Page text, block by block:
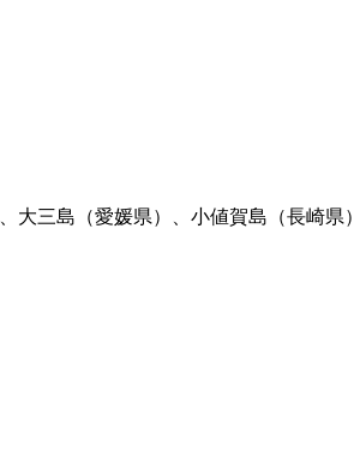
三島（愛媛県）、小値賀島（長崎県